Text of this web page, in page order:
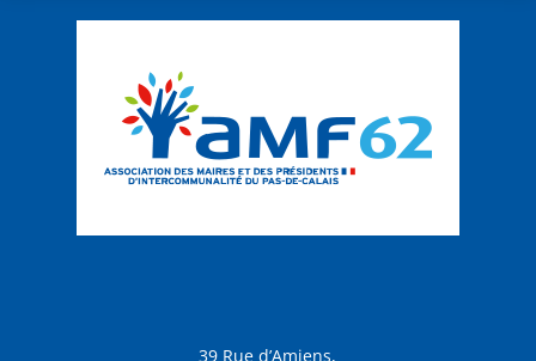
39 Rue d’Amiens,